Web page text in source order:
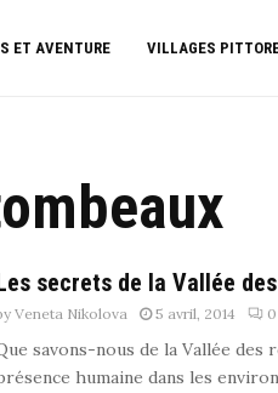
ET AVENTURE VILLAGES
secrets de la Vallée
Veneta Nikolova 5 avril, 2014 0
savons-nous de la Vallée
humaine dans les